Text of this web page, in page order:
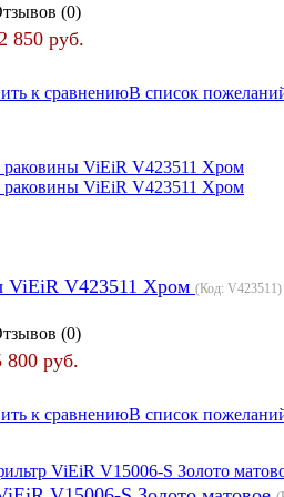
(0)
850 руб.
к сравнениюВ список
ViEiR V423511 Хром (Код: V423511)
(0)
800 руб.
к сравнениюВ список